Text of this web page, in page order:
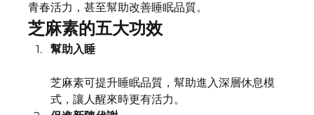
青春活力，甚至幫助改善睡眠品質。
芝麻素的五大功效
幫助入睡
芝麻素可提升睡眠品質，幫助進入深層休息模
式，讓人醒來時更有活力。